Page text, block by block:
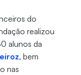
do
realizou
alunos da
, bem
nas